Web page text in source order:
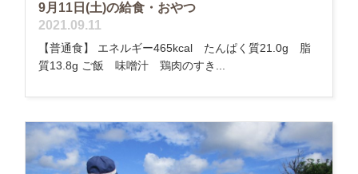
9月11日(土)の給食・おやつ
2021.09.11
【普通食】 エネルギー465kcal たんぱく質21.0g 脂
質13.8g ご飯 味噌汁 鶏肉のすき...